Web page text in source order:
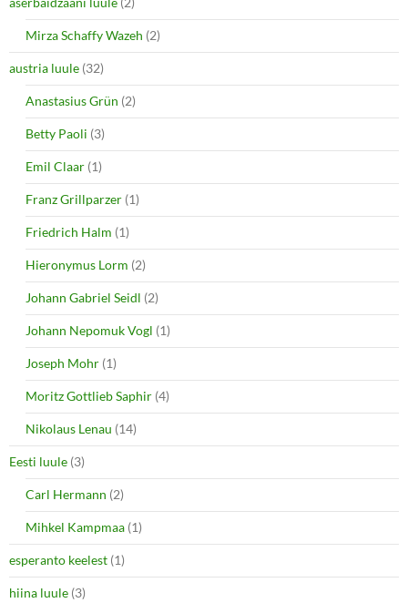
w
w
i
n
d
o
)
e
w
w
i
n
d
w
)
Mirza Schaffy Wazeh (2)
austria luule (32)
Anastasius Grün (2)
Betty Paoli (3)
Emil Claar (1)
Franz Grillparzer (1)
Friedrich Halm (1)
Hieronymus Lorm (2)
Johann Gabriel Seidl (2)
Johann Nepomuk Vogl (1)
Joseph Mohr (1)
Moritz Gottlieb Saphir (4)
Nikolaus Lenau (14)
Eesti luule (3)
Carl Hermann (2)
Mihkel Kampmaa (1)
esperanto keelest (1)
hiina luule (3)